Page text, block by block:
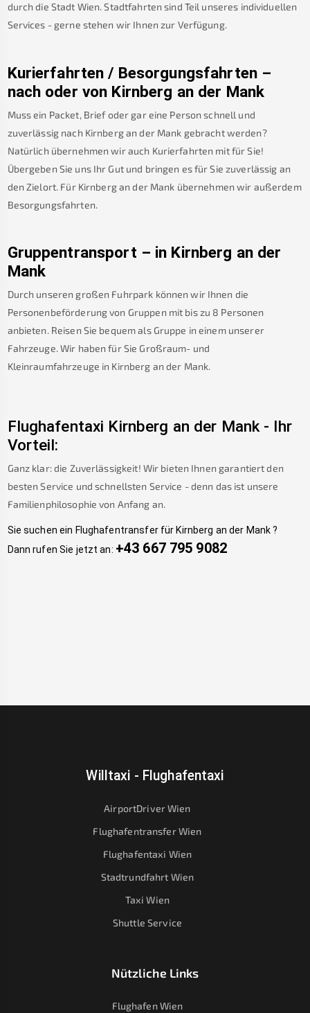
durch die Stadt Wien. Stadtfahrten sind Teil unseres individuellen
Services - gerne stehen wir Ihnen zur Verfügung.
Kurierfahrten / Besorgungsfahrten –
nach oder von Kirnberg an der Mank
Muss ein Packet, Brief oder gar eine Person schnell und
zuverlässig nach Kirnberg an der Mank gebracht werden?
Natürlich übernehmen wir auch Kurierfahrten mit für Sie!
Übergeben Sie uns Ihr Gut und bringen es für Sie zuverlässig an
den Zielort. Für Kirnberg an der Mank übernehmen wir außerdem
Besorgungsfahrten.
Gruppentransport – in Kirnberg an der
Mank
Durch unseren großen Fuhrpark können wir Ihnen die
Personenbeförderung von Gruppen mit bis zu 8 Personen
anbieten. Reisen Sie bequem als Gruppe in einem unserer
Fahrzeuge. Wir haben für Sie Großraum- und
Kleinraumfahrzeuge in Kirnberg an der Mank.
Flughafentaxi Kirnberg an der Mank- Ihr
Vorteil:
Ganz klar: die Zuverlässigkeit! Wir bieten Ihnen garantiert den
besten Service und schnellsten Service - denn das ist unsere
Familienphilosophie von Anfang an.
Sie suchen ein Flughafentransfer für Kirnberg an der Mank?
Dann rufen Sie jetzt an: +43 667 795 9082
Willtaxi - Flughafentaxi
AirportDriver Wien
Flughafentransfer Wien
Flughafentaxi Wien
Stadtrundfahrt Wien
Taxi Wien
Shuttle Service
Nützliche Links
Flughafen Wien